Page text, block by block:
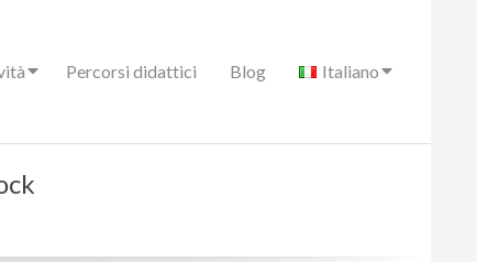
Percorsi didattici Blog Italiano